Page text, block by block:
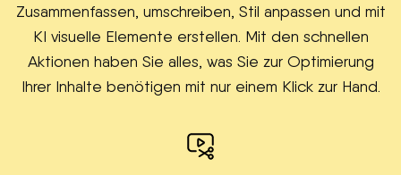
Zusammenfassen, umschreiben, Stil anpassen und mit
KI visuelle Elemente erstellen. Mit den schnellen
Aktionen haben Sie alles, was Sie zur Optimierung
Ihrer Inhalte benötigen mit nur einem Klick zur Hand.